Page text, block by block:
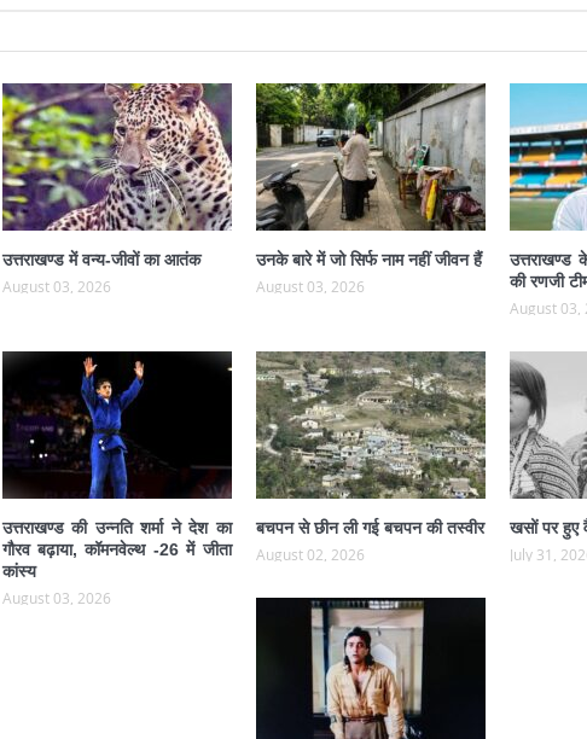
उत्तराखण्ड में वन्य-जीवों का आतंक
August 03, 2026
उनके बारे में जो सिर्फ नाम नहीं जीवन हैं
August 03, 2026
की रणजी
August 03,
उत्तराखण्ड की उन्नति शर्मा ने देश का
गौरव बढ़ाया, कॉमनवेल्थ -26 में जीता
कांस्य
August 03, 2026
बचपन से छीन ली गई बचपन की तस्वीर
August 02, 2026
खसों पर हुए
July 31,